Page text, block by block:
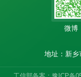
地址：新
微博